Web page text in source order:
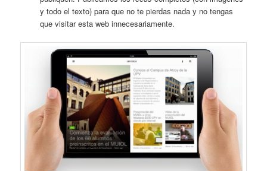
y todo el texto) para que no te pierdas nada y no tengas
que visitar esta web innecesariamente.